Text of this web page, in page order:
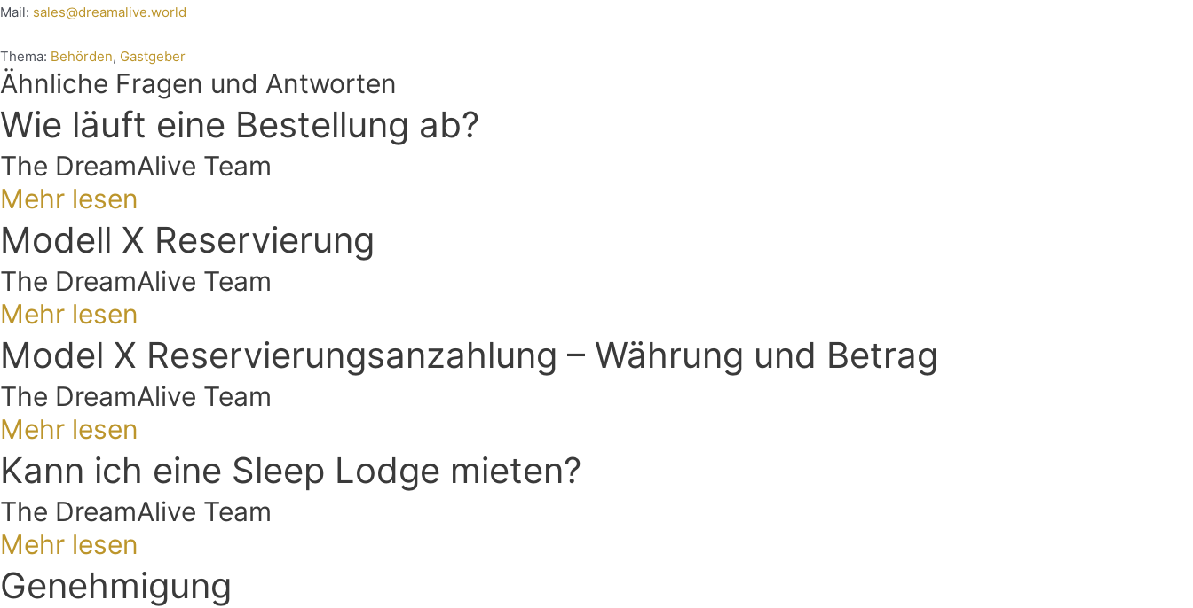
Mail: sales@dreamalive.world
Thema: Behörden, Gastgeber
Ähnliche Fragen und Antworten
Wie läuft eine Bestellung ab?
The DreamAlive Team
Mehr lesen
Modell X Reservierung
The DreamAlive Team
Mehr lesen
Model X Reservierungsanzahlung – Währung und Betrag
The DreamAlive Team
Mehr lesen
Kann ich eine Sleep Lodge mieten?
The DreamAlive Team
Mehr lesen
Genehmigung